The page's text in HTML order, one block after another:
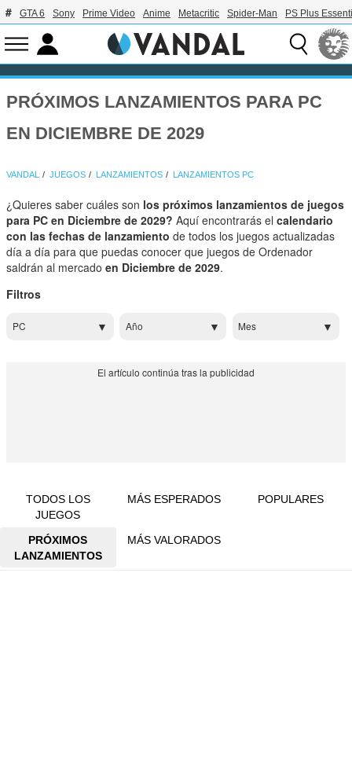
GTA 6 Sony Prime Video Anime Metacritic Spider-Man PS Plus
PRÓXIMOS LANZAMIENTOS PARA PC
EN DICIEMBRE DE 2029
VANDAL JUEGOS LANZAMIENTOS LANZAMIENTOS PC
¿Quieres saber cuáles son los próximos lanzamientos de juegos
para PC en Diciembre de 2029? Aquí encontrarás elcalendario
con las fechas de lanzamiento de todos los juegos actualizadas
día a día para que puedas conocer que juegos de Ordenador
saldrán al mercadoen Diciembre de 2029.
Filtros
PC Año Mes
TODOS LOS
JUEGOS
MÁS ESPERADOS POPULARES
PRÓXIMOS
LANZAMIENTOS
MÁS VALORADOS